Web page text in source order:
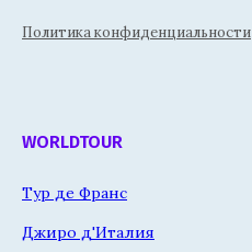
Политика конфиденциальности
WORLDTOUR
Тур де Франс
Джиро д'Италия